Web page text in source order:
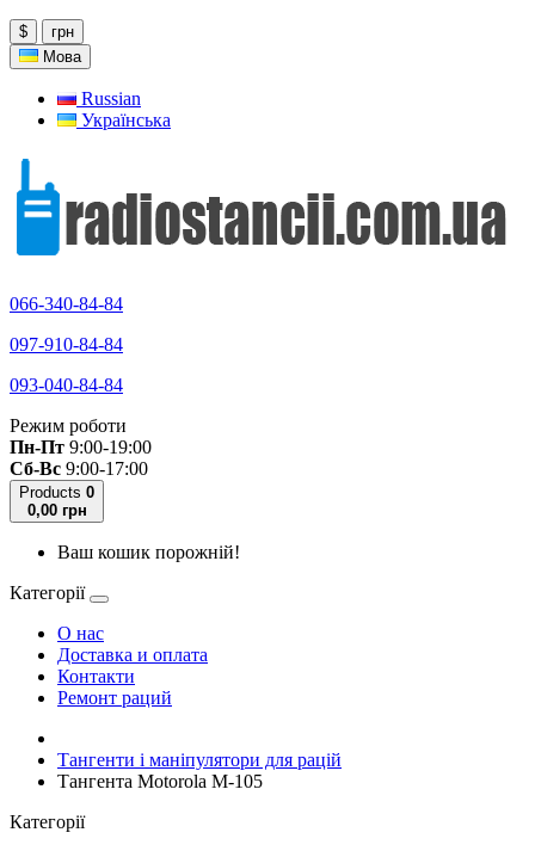
$
грн
Мова
Russian
Українська
066-340-84-84
097-910-84-84
093-040-84-84
Режим роботи
Пн-Пт 9:00-19:00
Сб-Вс 9:00-17:00
Products 0
0,00 грн
Ваш кошик порожній!
Категорії
О нас
Доставка и оплата
Контакти
Ремонт раций
Тангенти і маніпулятори для рацій
Тангента Motorola M-105
Категорії